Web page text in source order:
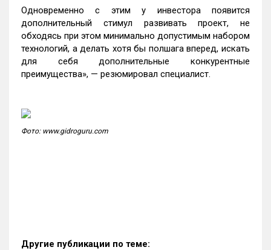
Одновременно с этим у инвестора появится
дополнительный стимул развивать проект, не
обходясь при этом минимально допустимым набором
технологий, а делать хотя бы полшага вперед, искать
для себя дополнительные конкурентные
преимущества», — резюмировал специалист.
Фото: www.gidroguru.com
Другие публикации по теме: